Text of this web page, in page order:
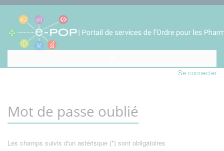
Se connecter
Mot de passe oublié
Les champs suivis d'un astérisque (*) sont obligatoires